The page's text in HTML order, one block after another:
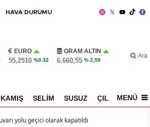
HAVA DURUMU
EURO
55,2510 %0.32
GRAM ALTIN
6.660,55 % 2,59
Ara
SELİM SUSUZ ÇILDIR SPOR
MENÜ
yolu geçici olarak kapatıldı